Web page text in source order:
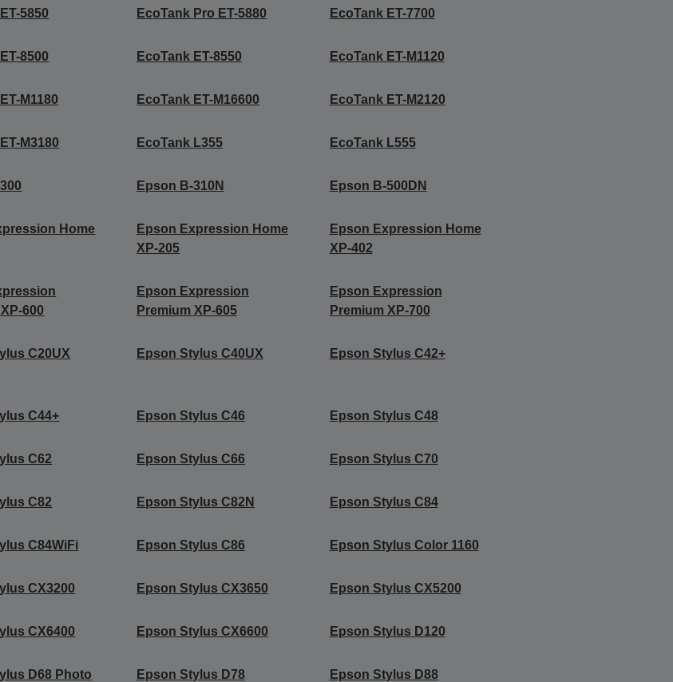
5850 EcoTank Pro ET-5880 EcoTank ET-7700
8500 EcoTank ET-8550 EcoTank ET-M1120
M1180 EcoTank ET-M16600 EcoTank ET-M2120
M3180 EcoTank L355 EcoTank L555
Epson B-310N Epson B-500DN
Home
Epson Expression Home
XP-205
Epson Expression Home
XP-402
600
Epson Expression
Premium XP-605
Epson Expression
Premium XP-700
C20UX Epson Stylus C40UX Epson Stylus C42+
C44+ Epson Stylus C46 Epson Stylus C48
C62 Epson Stylus C66 Epson Stylus C70
C82 Epson Stylus C82N Epson Stylus C84
C84WiFi Epson Stylus C86 Epson Stylus Color 1160
CX3200 Epson Stylus CX3650 Epson Stylus CX5200
CX6400 Epson Stylus CX6600 Epson Stylus D120
D68 Photo
Epson Stylus D78 Epson Stylus D88